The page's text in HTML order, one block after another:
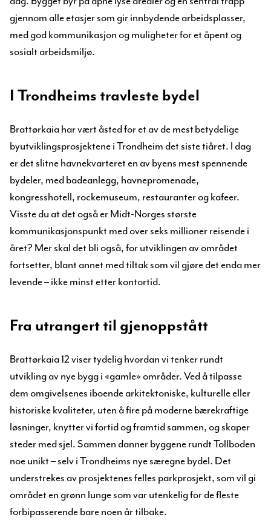
gjennom alle etasjer som gir innbydende arbeidsplasser,
med god kommunikasjon og muligheter for et åpent og
sosialt arbeidsmiljø.
I Trondheims travleste bydel
Brattørkaia har vært åsted for et av de mest betydelige
byutviklingsprosjektene i Trondheim det siste tiåret. I dag
er det slitne havnekvarteret en av byens mest spennende
bydeler, med badeanlegg, havnepromenade,
kongresshotell, rockemuseum, restauranter og kafeer.
Visste du at det også er Midt-Norges største
kommunikasjonspunkt med over seks millioner reisende i
året? Mer skal det bli også, for utviklingen av området
fortsetter, blant annet med tiltak som vil gjøre det enda mer
levende – ikke minst etter kontortid.
Fra utrangert til gjenoppstått
Brattørkaia 12 viser tydelig hvordan vi tenker rundt
utvikling av nye bygg i «gamle» områder. Ved å tilpasse
dem omgivelsenes iboende arkitektoniske, kulturelle eller
historiske kvaliteter, uten å fire på moderne bærekraftige
løsninger, knytter vi fortid og framtid sammen, og skaper
steder med sjel. Sammen danner byggene rundt Tollboden
noe unikt – selv i Trondheims nye særegne bydel. Det
understrekes av prosjektenes felles parkprosjekt, som vil gi
området en grønn lunge som var utenkelig for de fleste
forbipasserende bare noen år tilbake.